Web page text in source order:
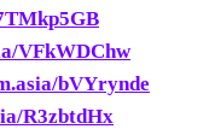
VFkWDChw
bVYrynde
R3zbtdHx